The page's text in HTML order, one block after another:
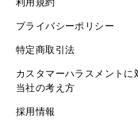
利用規約
プライバシーポリシー
特定商取引法
カスタマーハラスメントに
当社の考え方
採用情報